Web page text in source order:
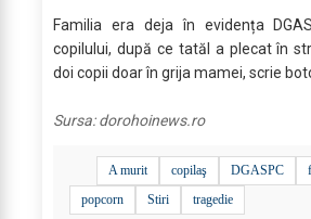
Familia era deja în evidența
copilului, după ce tatăl a plecat în
doi copii doar în grija mamei, scrie
Sursa:dorohoinews.ro
A murit copilaş DGASPC
popcorn
Stiri tragedie